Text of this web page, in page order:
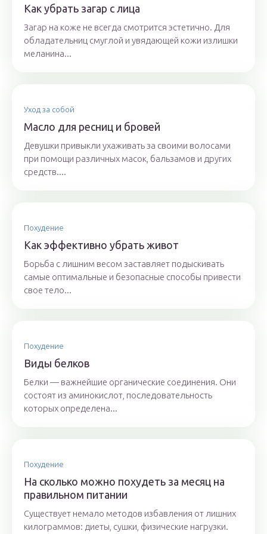
Как убрать загар с лица
Загар на коже не всегда смотрится эстетично. Для
обладательниц смуглой и увядающей кожи излишки
меланина...
Уход за собой
Масло для ресниц и бровей
Девушки привыкли ухаживать за своими волосами
при помощи различных масок, бальзамов и других
средств....
Похудение
Как эффективно убрать живот
Борьба с лишним весом заставляет подыскивать
самые оптимальные и безопасные способы привести
свое тело...
Похудение
Виды белков
Белки — важнейшие органические соединения. Они
состоят из аминокислот, последовательность
которых определена...
Похудение
На сколько можно похудеть за месяц на
правильном питании
Существует немало методов избавления от лишних
килограммов: диеты, сушки, физические нагрузки.